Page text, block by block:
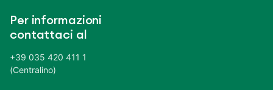
Per informazioni
contattaci al
+39 035 420 411 1
(Centralino)